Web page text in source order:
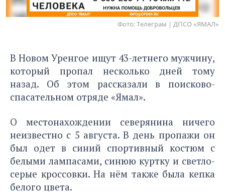
Фото: Tелеграм | ДПСО «ЯМАЛ»
В Новом Уренгое ищут 43-летнего мужчину,
который пропал несколько дней тому
назад. Об этом рассказали в поисково-
спасательном отряде «Ямал».
О местонахождении северянина ничего
неизвестно с 5 августа. В день пропажи он
был одет в синий спортивный костюм с
белыми лампасами, синюю куртку и светло-
серые кроссовки. На нём также была кепка
белого цвета.